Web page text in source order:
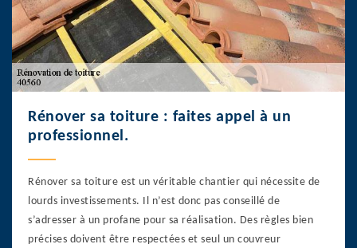
Rénover sa toiture : faites appel à un
professionnel.
Rénover sa toiture est un véritable chantier qui nécessite de
lourds investissements. Il n’est donc pas conseillé de
s’adresser à un profane pour sa réalisation. Des règles bien
précises doivent être respectées et seul un couvreur